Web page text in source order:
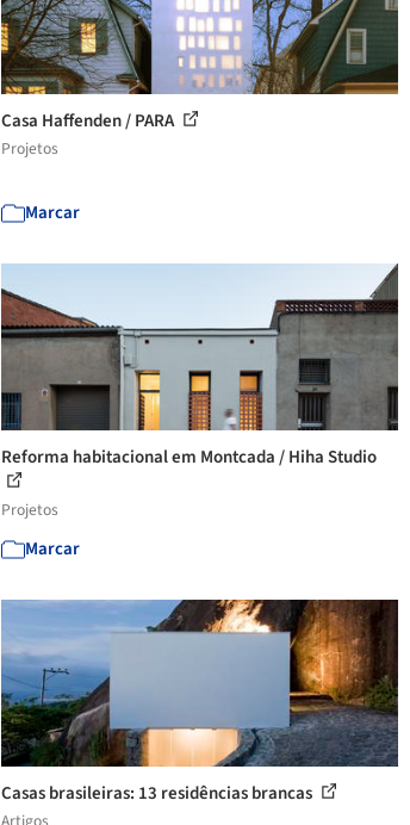
Casa Haffenden / PARA
Projetos
Marcar
Reforma habitacional em Montcada / Hiha Studio
Projetos
Marcar
Casas brasileiras: 13 residências brancas